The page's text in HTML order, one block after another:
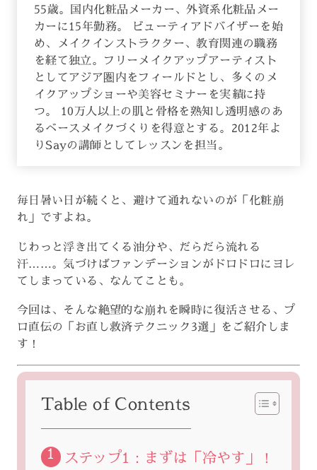
55歳。国内化粧品メーカー、外資系化粧品メー
カーに15年勤務。 ビューティアドバイザーを始
め、メイクインストラクター、教育関連の職務
を経て独立。フリーメイクアップアーティスト
としてアジア圏内をフィールドとし、多くのメ
イクアップショーや美容セミナーを実績に持
つ。 10万人以上の肌と骨格を熟知し透明感のあ
るベースメイクづくりを得意とする。2012年よ
りSayの講師としてレッスンを担当。
毎日暑い日が続くと、避けて通れないのが「化粧崩
れ」ですよね。
じわっと浮き出てくる油分や、だらだら流れる
汗……。気づけばファンデーションがドロドロにヨレ
てしまっている、なんてことも。
今回は、そんな絶望的な崩れを瞬時に復活させる、プ
ロ直伝の「お直し救済テクニック3選」をご紹介しま
す！
Table of Contents
ステップ1：まずは「冷やす」！